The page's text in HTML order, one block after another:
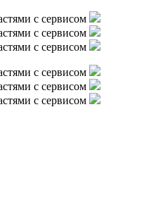
с сервисом
с сервисом
с сервисом
с сервисом
с сервисом
с сервисом